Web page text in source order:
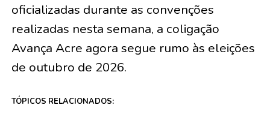
oficializadas durante as convenções
realizadas nesta semana, a coligação
Avança Acre agora segue rumo às eleições
de outubro de 2026.
TÓPICOS RELACIONADOS: